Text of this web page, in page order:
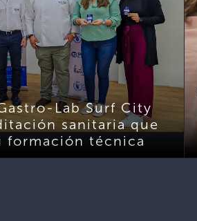
Lab Surf City
sanitaria que
formación técnica